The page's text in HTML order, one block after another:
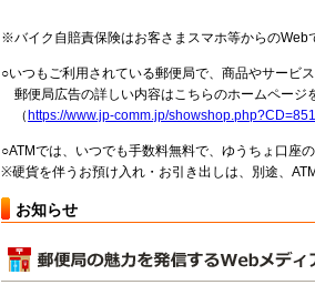
※バイク自賠責保険はお客さまスマホ等からのWeb
○いつもご利用されている郵便局で、商品やサービ
郵便局広告の詳しい内容はこちらのホームページ
（ https://www.jp-comm.jp/
○ATMでは、いつでも手数料無料で、ゆうちょ口座
※硬貨を伴うお預け入れ・お引き出しは、別途、
お知らせ